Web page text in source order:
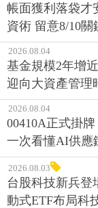
帳面獲利落袋才
資術 留意8/10關
2026.08.04
基金規模2年增
迎向大資產管理
2026.08.04
00410A正式掛
一次看懂AI供應
2026.08.03
台股科技新兵登
動式ETF布局科